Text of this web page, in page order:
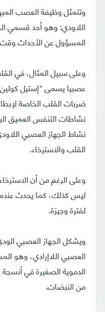
وتتمثل وظيفة العصب
اللاودي: وهو أحد قسمي
المسؤول عن الأحداث وقت
وعلى سبيل المثال، في
عصبيا يسمى "إستيل
ضربات القلب الخاصة
نشاطات التنفس العميق
نشاط الجهاز العصبي
القلب والاسترخاء.
وعلى الرغم من أن
ليس كذلك، كما يحدث
لفترة وجيزة.
ويشكل الجهاز العصبي
العصبي اللاإرادي، وهو
الدموية الصغيرة في
من النبضات.